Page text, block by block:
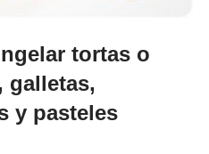
tortas o
galletas,
y pasteles